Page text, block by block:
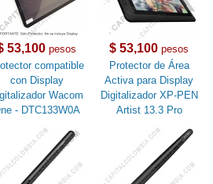
53,100 pesos
compatible
con Display
Wacom
- DTC133W0A
$ 53,100 pesos
Protector de Área
Activa para Display
Digitalizador XP-PEN
Artist 13.3 Pro